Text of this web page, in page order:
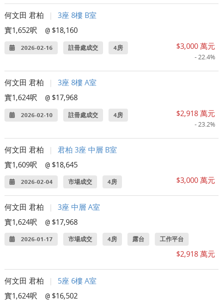
何文田 君柏
3座 8樓 B室
實1,652呎
@ $18,160
2026-02-16 註冊處成交 4房 $3,000 萬元
- 22.4%
何文田 君柏
3座 8樓 A室
實1,624呎
@ $17,968
2026-02-10 註冊處成交 4房 $2,918 萬元
- 23.2%
何文田 君柏
君柏 3座 中層 B室
實1,609呎
@ $18,645
2026-02-04 市場成交 4房 $3,000 萬元
何文田 君柏
3座 中層 A室
實1,624呎
@ $17,968
2026-01-17 市場成交 4房 露台 工作平台
$2,918 萬元
何文田 君柏
5座 6樓 A室
實1,624呎
@ $16,502